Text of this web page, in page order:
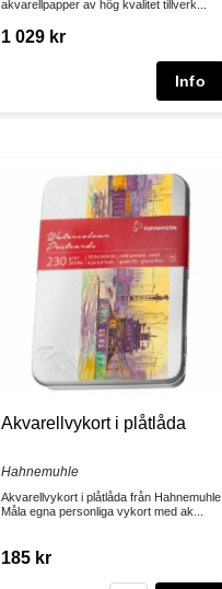
akvarellpapper av hög kvalitet tillverk...
1 029 kr
Akvarellvykort i plåtlåda
Hahnemuhle
Akvarellvykort i plåtlåda från Hahnemuhle.
Måla egna personliga vykort med ak...
185 kr